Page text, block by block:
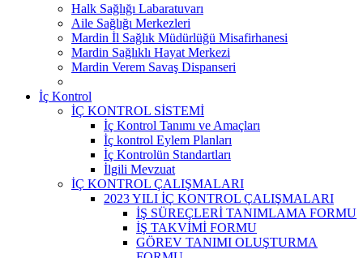
Halk Sağlığı Labaratuvarı
Aile Sağlığı Merkezleri
Mardin İl Sağlık Müdürlüğü Misafirhanesi
Mardin Sağlıklı Hayat Merkezi
Mardin Verem Savaş Dispanseri
İç Kontrol
İÇ KONTROL SİSTEMİ
İç Kontrol Tanımı ve Amaçları
İç kontrol Eylem Planları
İç Kontrolün Standartları
İlgili Mevzuat
İÇ KONTROL ÇALIŞMALARI
2023 YILI İÇ KONTROL ÇALIŞMALARI
İŞ SÜREÇLERİ TANIMLAMA FORMU
İŞ TAKVİMİ FORMU
GÖREV TANIMI OLUŞTURMA